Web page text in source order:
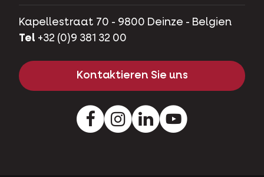
Kapellestraat 70 - 9800 Deinze - Belgien
Tel +32 (0)9 381 32 00
Kontaktieren Sie uns
FacebookInstagramLinkedInYoutube